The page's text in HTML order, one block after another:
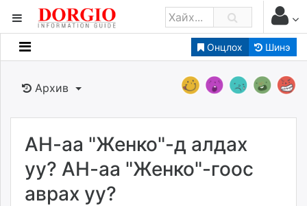
Онцлох Шинэ
Мэдээллийн
Банк санхүү
Бизнес ААН
Төрийн
dorgio.mn
Архив
АН-аа "Женко"-д алдах
уу? АН-аа "Женко"-гоос
аврах уу?